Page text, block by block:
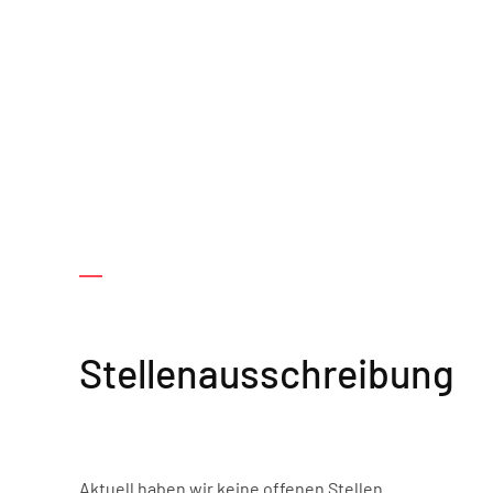
Stellenausschreibung
Aktuell haben wir keine offenen Stellen.